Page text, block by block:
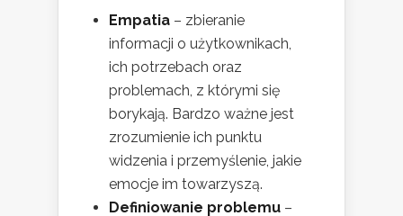
Empatia – zbieranie
informacji o użytkownikach,
ich potrzebach oraz
problemach, z którymi się
borykają. Bardzo ważne jest
zrozumienie ich punktu
widzenia i przemyślenie, jakie
emocje im towarzyszą.
Definiowanie problemu –